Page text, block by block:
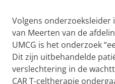
Volgens
van Meerten van de
UMCG is het onderzoek
Dit zijn uitbehandelde
verslechtering in de
CAR T-celtherapie